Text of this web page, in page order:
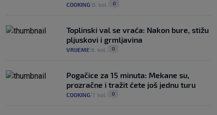
COOKING 8. kol. 0
Toplinski val se vraća: Nakon bure, stižu
pljuskovi i grmljavina
VRIJEME 8. kol. 0
Pogačice za 15 minuta: Mekane su,
prozračne i tražit ćete još jednu turu
COOKING 7. kol. 0